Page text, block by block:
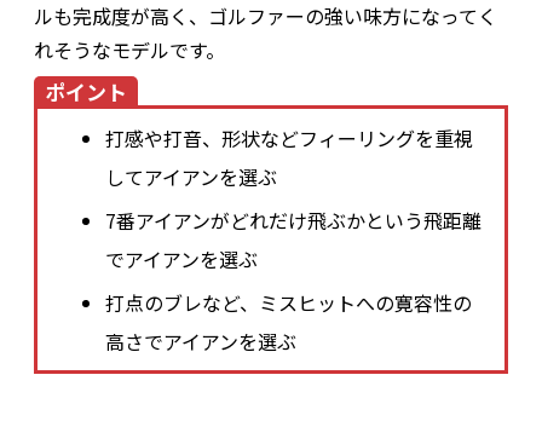
ルも完成度が高く、ゴルファーの強い味方になってく
れそうなモデルです。
ポイント
打感や打音、形状などフィーリングを重視
してアイアンを選ぶ
7番アイアンがどれだけ飛ぶかという飛距離
でアイアンを選ぶ
打点のブレなど、ミスヒットへの寛容性の
高さでアイアンを選ぶ